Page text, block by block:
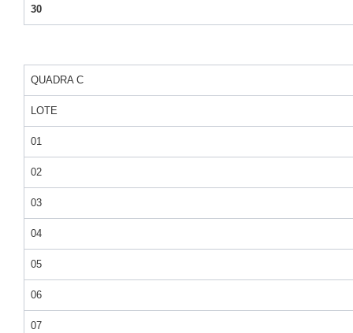
30
QUADRA C
LOTE
01
02
03
04
05
06
07